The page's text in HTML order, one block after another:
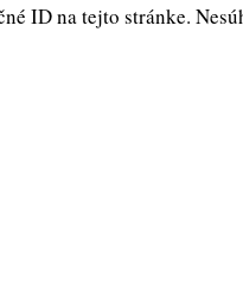
ID na tejto stránke.